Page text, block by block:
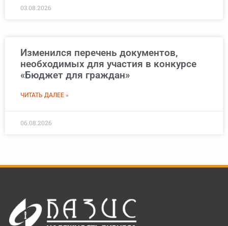
03.08.2026
Изменился перечень документов,
необходимых для участия в конкурсе
«Бюджет для граждан»
ЧИТАТЬ ДАЛЕЕ »
06.08.2026